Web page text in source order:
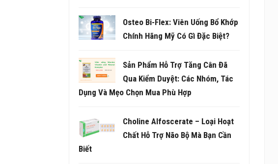
Osteo Bi-Flex: Viên Uống Bổ Khớp
Chính Hãng Mỹ Có Gì Đặc Biệt?
Sản Phẩm Hỗ Trợ Tăng Cân Đã
Qua Kiểm Duyệt: Các Nhóm, Tác
Dụng Và Mẹo Chọn Mua Phù Hợp
Choline Alfoscerate – Loại Hoạt
Chất Hỗ Trợ Não Bộ Mà Bạn Cần
Biết